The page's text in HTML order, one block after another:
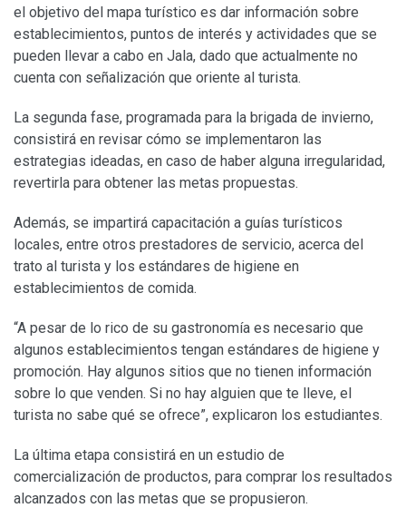
el objetivo del mapa turístico es dar información sobre
establecimientos, puntos de interés y actividades que se
pueden llevar a cabo en Jala, dado que actualmente no
cuenta con señalización que oriente al turista.
La segunda fase, programada para la brigada de invierno,
consistirá en revisar cómo se implementaron las
estrategias ideadas, en caso de haber alguna irregularidad,
revertirla para obtener las metas propuestas.
Además, se impartirá capacitación a guías turísticos
locales, entre otros prestadores de servicio, acerca del
trato al turista y los estándares de higiene en
establecimientos de comida.
“A pesar de lo rico de su gastronomía es necesario que
algunos establecimientos tengan estándares de higiene y
promoción. Hay algunos sitios que no tienen información
sobre lo que venden. Si no hay alguien que te lleve, el
turista no sabe qué se ofrece”, explicaron los estudiantes.
La última etapa consistirá en un estudio de
comercialización de productos, para comprar los resultados
alcanzados con las metas que se propusieron.